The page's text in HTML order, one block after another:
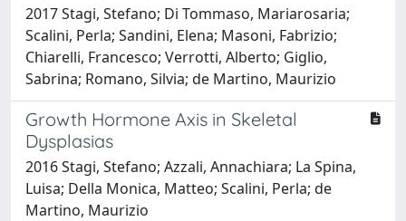
2017 Stagi, Stefano; Di Tommaso, Mariarosaria;
Scalini, Perla; Sandini, Elena; Masoni, Fabrizio;
Chiarelli, Francesco; Verrotti, Alberto; Giglio,
Sabrina; Romano, Silvia; de Martino, Maurizio
Growth Hormone Axis in Skeletal
Dysplasias
2016 Stagi, Stefano; Azzali, Annachiara; La Spina,
Luisa; Della Monica, Matteo; Scalini, Perla; de
Martino, Maurizio